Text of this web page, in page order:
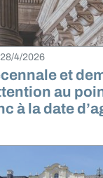
28/4/2026
et
au
à la date